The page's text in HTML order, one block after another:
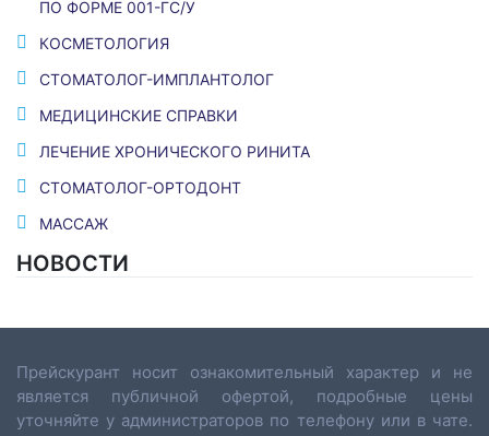
ПО ФОРМЕ 001-ГС/У
КОСМЕТОЛОГИЯ
СТОМАТОЛОГ-ИМПЛАНТОЛОГ
МЕДИЦИНСКИЕ СПРАВКИ
ЛЕЧЕНИЕ ХРОНИЧЕСКОГО РИНИТА
СТОМАТОЛОГ-ОРТОДОНТ
МАССАЖ
НОВОСТИ
Прейскурант носит ознакомительный характер и не
является публичной офертой, подробные цены
уточняйте у администраторов по телефону или в чате.